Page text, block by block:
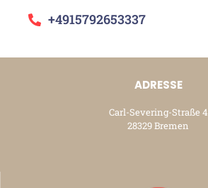
+4915792653337
ADRESSE
Carl-Severing-Straße 4
28329 Bremen